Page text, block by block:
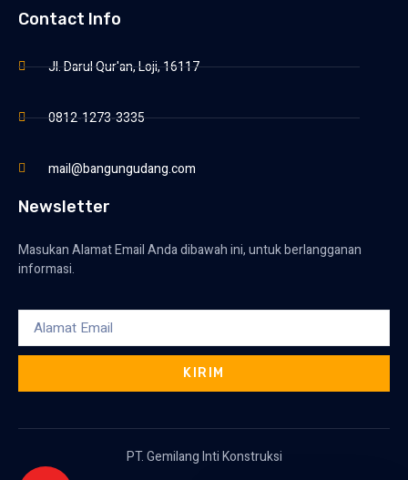
Contact Info
Jl. Darul Qur'an, Loji, 16117
0812-1273-3335
mail@bangungudang.com
Newsletter
Masukan Alamat Email Anda dibawah ini, untuk berlangganan
informasi.
KIRIM
PT. Gemilang Inti Konstruksi